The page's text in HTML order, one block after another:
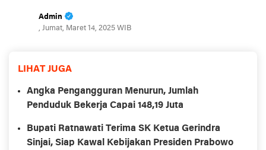
Admin
, Jumat, Maret 14, 2025 WIB
LIHAT JUGA
Angka Pengangguran Menurun, Jumlah
Penduduk Bekerja Capai 148,19 Juta
Bupati Ratnawati Terima SK Ketua Gerindra
Sinjai, Siap Kawal Kebijakan Presiden Prabowo